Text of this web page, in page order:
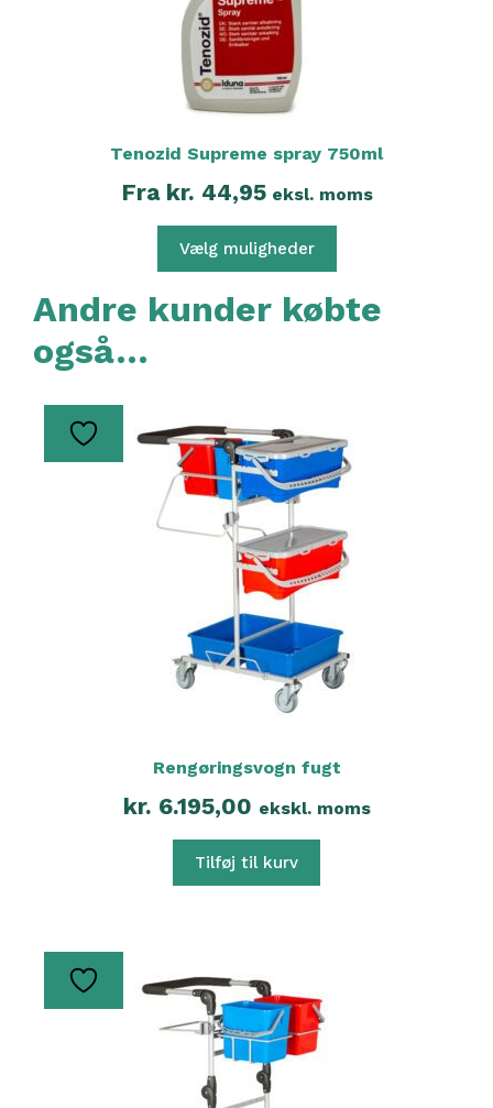
Tenozid Supreme spray 750ml
Fra kr. 44,95eksl. moms
Vælg muligheder
Andre kunder købte
også…
Rengøringsvogn fugt
kr. 6.195,00 ekskl. moms
Tilføj til kurv